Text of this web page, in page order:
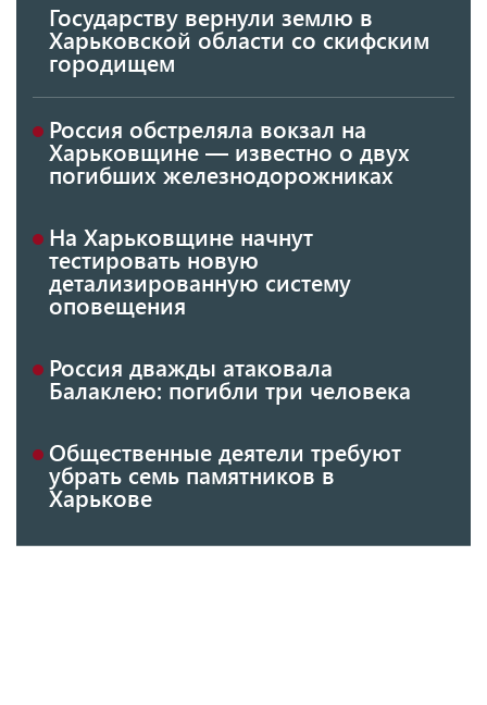
Государству вернули землю в
Харьковской области со скифским
городищем
Россия обстреляла вокзал на
Харьковщине — известно о двух
погибших железнодорожниках
На Харьковщине начнут
тестировать новую
детализированную систему
оповещения
Россия дважды атаковала
Балаклею: погибли три человека
Общественные деятели требуют
убрать семь памятников в
Харькове